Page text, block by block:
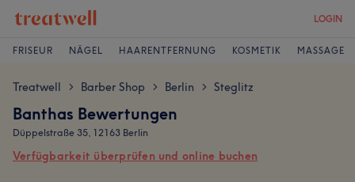
LOGIN
FRISEUR NÄGEL HAARENTFERNUNG KOSMETIK MASSAGE
Treatwell > Barber Shop > Berlin > Steglitz
Banthas Bewertungen
Düppelstraße 35, 12163 Berlin
Verfügbarkeit überprüfen und online buchen